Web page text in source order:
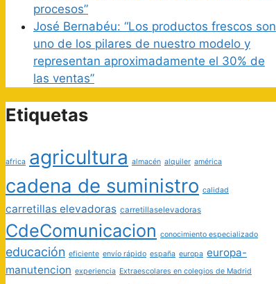
procesos”
José Bernabéu: “Los productos frescos son
uno de los pilares de nuestro modelo y
representan aproximadamente el 30% de
las ventas”
Etiquetas
africa agricultura almacén alquiler américa
cadena de suministro calidad
carretillas elevadoras carretillaselevadoras
CdeComunicacion conocimiento especializado
educación eficiente envío rápido españa europa europa-
manutencion experiencia Extraescolares en colegios de Madrid